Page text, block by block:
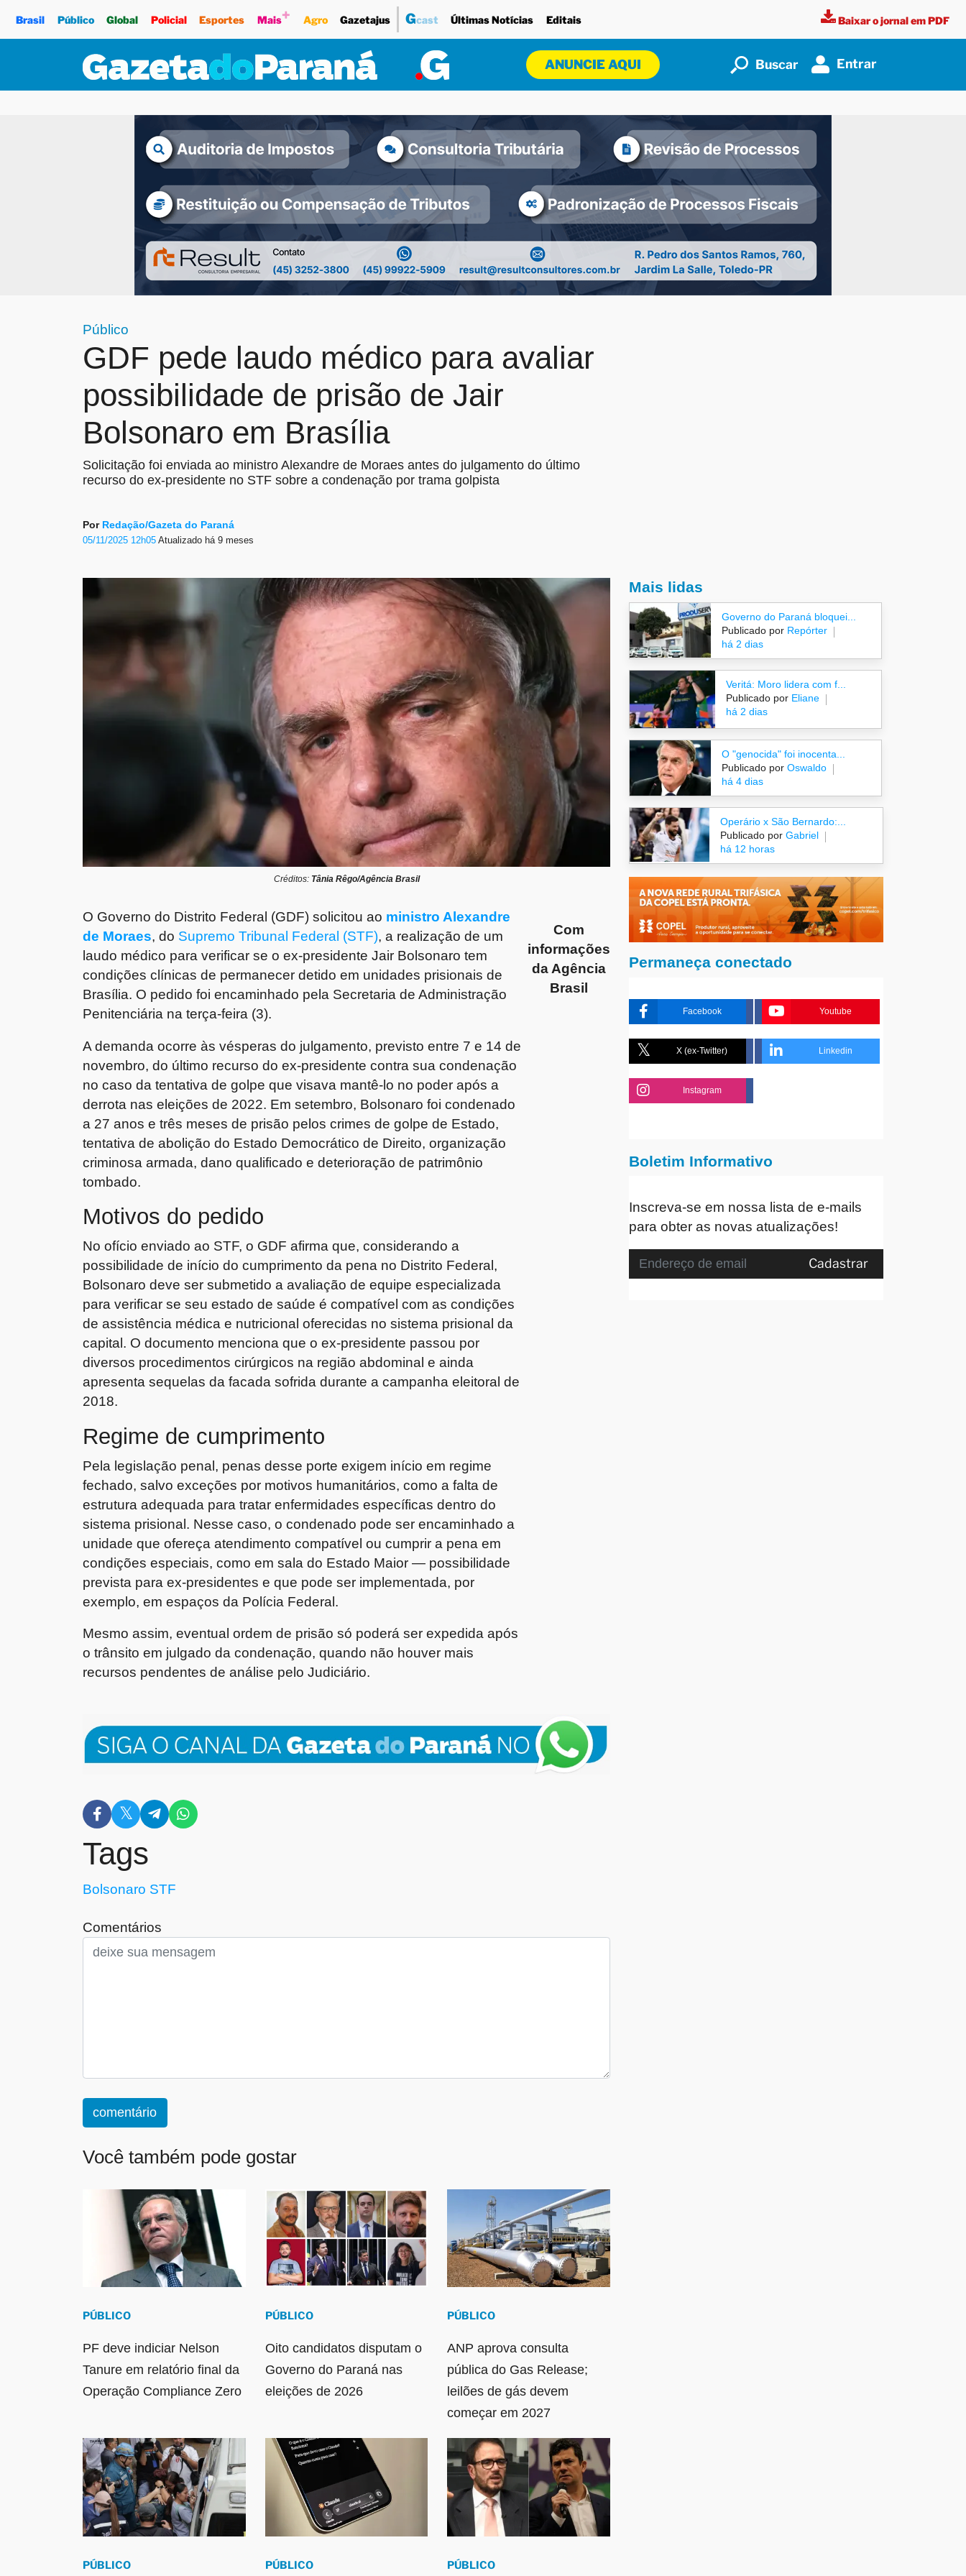
Brasil Público Global Policial Esportes Mais+ Agro Gazetajus Gcast Últimas Notícias Editais Baixar o jornal em PDF
ANUNCIE AQUI Buscar Entrar
Público
GDF pede laudo médico para avaliar
possibilidade de prisão de Jair
Bolsonaro em Brasília
Solicitação foi enviada ao ministro Alexandre de Moraes antes do julgamento do último
recurso do ex-presidente no STF sobre a condenação por trama golpista
Por Redação/Gazeta do Paraná
05/11/2025 12h05Atualizado há 9 meses
Créditos: Tânia Rêgo/Agência Brasil
O Governo do Distrito Federal (GDF) solicitou ao ministro Alexandre
de Moraes, do Supremo Tribunal Federal (STF), a realização de um
laudo médico para verificar se o ex-presidente Jair Bolsonaro tem
condições clínicas de permanecer detido em unidades prisionais de
Brasília. O pedido foi encaminhado pela Secretaria de Administração
Penitenciária na terça-feira (3).
A demanda ocorre às vésperas do julgamento, previsto entre 7 e 14 de
novembro, do último recurso do ex-presidente contra sua condenação
no caso da tentativa de golpe que visava mantê-lo no poder após a
derrota nas eleições de 2022. Em setembro, Bolsonaro foi condenado
a 27 anos e três meses de prisão pelos crimes de golpe de Estado,
tentativa de abolição do Estado Democrático de Direito, organização
criminosa armada, dano qualificado e deterioração de patrimônio
tombado.
Motivos do pedido
No ofício enviado ao STF, o GDF afirma que, considerando a
possibilidade de início do cumprimento da pena no Distrito Federal,
Bolsonaro deve ser submetido a avaliação de equipe especializada
para verificar se seu estado de saúde é compatível com as condições
de assistência médica e nutricional oferecidas no sistema prisional da
capital. O documento menciona que o ex-presidente passou por
diversos procedimentos cirúrgicos na região abdominal e ainda
apresenta sequelas da facada sofrida durante a campanha eleitoral de
2018.
Regime de cumprimento
Pela legislação penal, penas desse porte exigem início em regime
fechado, salvo exceções por motivos humanitários, como a falta de
estrutura adequada para tratar enfermidades específicas dentro do
sistema prisional. Nesse caso, o condenado pode ser encaminhado a
unidade que ofereça atendimento compatível ou cumprir a pena em
condições especiais, como em sala do Estado Maior — possibilidade
prevista para ex-presidentes e que pode ser implementada, por
exemplo, em espaços da Polícia Federal.
Mesmo assim, eventual ordem de prisão só poderá ser expedida após
o trânsito em julgado da condenação, quando não houver mais
recursos pendentes de análise pelo Judiciário.
Com
informações
da Agência
Brasil
Tags
Bolsonaro STF
Comentários
comentário
Você também pode gostar
PÚBLICO
PF deve indiciar Nelson
Tanure em relatório final da
Operação Compliance Zero
PÚBLICO
Oito candidatos disputam o
Governo do Paraná nas
eleições de 2026
PÚBLICO
ANP aprova consulta
pública do Gas Release;
leilões de gás devem
começar em 2027
PÚBLICO PÚBLICO PÚBLICO
Mais lidas
Governo do Paraná bloquei...
Publicado por Repórter
há 2 dias
Veritá: Moro lidera com f...
Publicado porEliane
há 2 dias
O "genocida" foi inocenta...
Publicado por Oswaldo
há 4 dias
Operário x São Bernardo:...
Publicado por Gabriel
há 12 horas
Permaneça conectado
Facebook Youtube
X (ex-Twitter) Linkedin
Instagram
Boletim Informativo
Inscreva-se em nossa lista de e-mails
para obter as novas atualizações!
Cadastrar